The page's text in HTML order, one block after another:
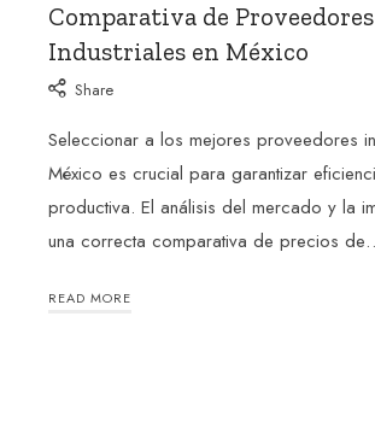
Comparativa de Proveedores
Industriales en México
Share
Seleccionar a los mejores proveedores
México es crucial para garantizar
productiva. El análisis del mercado y la
una correcta comparativa de precios
READ MORE